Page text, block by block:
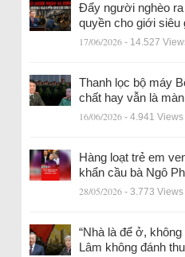
Đẩy người nghèo
quyền cho giới siêu
17/06/2026 - 14.527
Thanh lọc bộ máy
chất hay vẫn là
16/06/2026 - 4.941 Views
Hàng loạt trẻ em
khẩn cầu bà Ngô
28/05/2026 - 3.773 Views
“Nhà là để ở,
Lâm không đánh